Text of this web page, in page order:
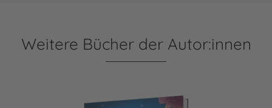
Weitere Bücher der Autor:innen